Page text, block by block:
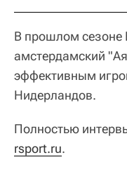
В прошлом сезоне
амстердамский
эффективным
Нидерландов.
Полностью
rsport.ru.